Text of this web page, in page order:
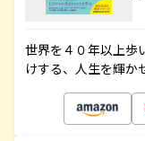
世界を４０年以上歩
けする、人生を輝か